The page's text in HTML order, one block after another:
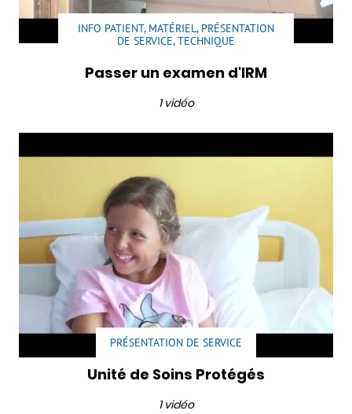
INFO PATIENT, MATÉRIEL, PRÉSENTATION
DE SERVICE, TECHNIQUE
Passer un examen d'IRM
1 vidéo
PRÉSENTATION DE SERVICE
Unité de Soins Protégés
1 vidéo